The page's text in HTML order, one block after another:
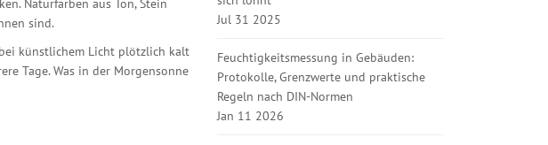
Naturfarben aus Ton, Stein
sind.
künstlichem Licht plötzlich kalt
Tage. Was in der Morgensonne
Jul 31 2025
Feuchtigkeitsmessung in Gebäuden:
Protokolle, Grenzwerte und praktische
Regeln nach DIN-Normen
Jan 11 2026